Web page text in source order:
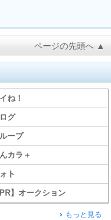
ページの先頭へ ▲
ね！
グ
ープ
カラ＋
ト
PR】オークション
もっと見る